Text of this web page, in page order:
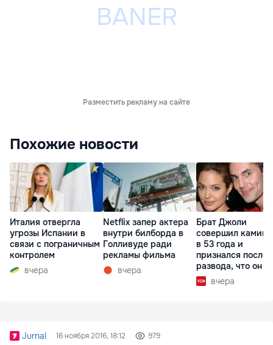
Разместить рекламу на сайте
Похожие новости
Италия отвергла
угрозы Испании в
связи с пограничным
контролем
вчера
Netflix запер актера
внутри билборда в
Голливуде ради
рекламы фильма
вчера
Брат Джоли
совершил
в 53 года и
признался после
развода, что он
вчера
Jurnal 16 ноября 2016, 18:12 979